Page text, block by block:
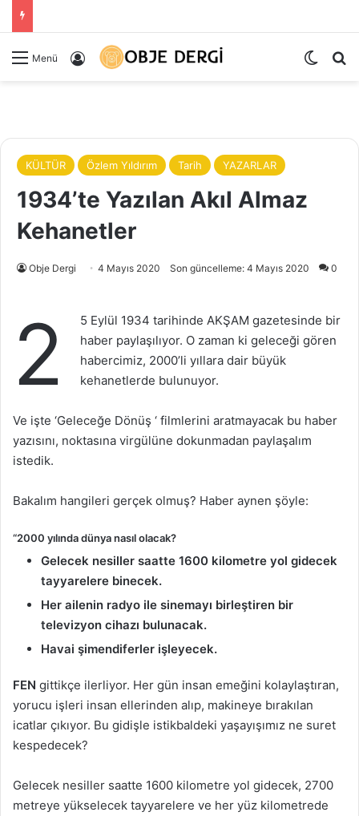
Menü Kayıt Ol Dış
KÜLTÜR Özlem Yıldırım Tarih YAZARLAR
1934’te Yazılan Akıl Almaz
Kehanetler
Obje Dergi 4 Mayıs 2020 Son güncelleme: 4 Mayıs 2020 0
2
5 Eylül 1934 tarihinde AKŞAM gazetesinde bir
haber paylaşılıyor. O zaman ki geleceği gören
habercimiz, 2000’li yıllara dair büyük
kehanetlerde bulunuyor.
Ve işte ‘Geleceğe Dönüş ‘ filmlerini aratmayacak bu haber
yazısını, noktasına virgülüne dokunmadan paylaşalım
istedik.
Bakalım hangileri gerçek olmuş? Haber aynen şöyle:
“2000 yılında dünya nasıl olacak?
Gelecek nesiller saatte 1600 kilometre yol gidecek
tayyarelere binecek.
Her ailenin radyo ile sinemayı birleştiren bir
televizyon cihazı bulunacak.
Havai şimendiferler işleyecek.
FEN gittikçe ilerliyor. Her gün insan emeğini kolaylaştıran,
yorucu işleri insan ellerinden alıp, makineye bırakılan
icatlar çıkıyor. Bu gidişle istikbaldeki yaşayışımız ne suret
kespedecek?
Gelecek nesiller saatte 1600 kilometre yol gidecek, 2700
metreye yükselecek tayyarelere ve her yüz kilometrede